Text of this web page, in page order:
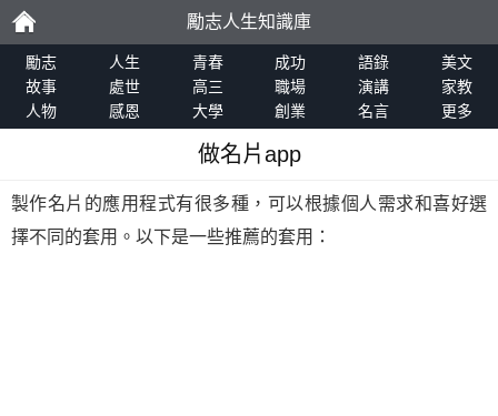
勵
志
勵志人生知識庫
勵志 人生 青春 成功 語錄
美文
故事
處世 高三 職場 演講
家教
人物
感恩 大學 創業 名言 更多
做名片app
製作名片的應用程式有很多種，可以根據個人需求和喜好選
擇不同的套用。以下是一些推薦的套用：